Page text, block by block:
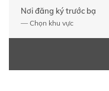
Nơi đăng ký trước bạ
— Chọn khu vực